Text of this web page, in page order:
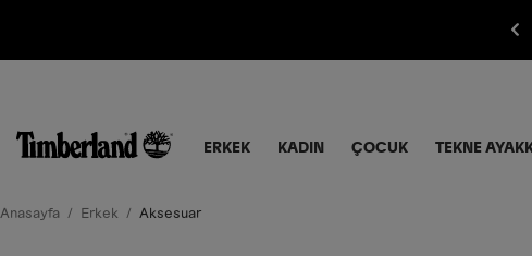
ERKEK KADIN ÇOCUK TEKNE
Anasayfa Erkek Aksesuar